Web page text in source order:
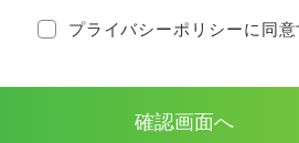
プライバシーポリシーに同